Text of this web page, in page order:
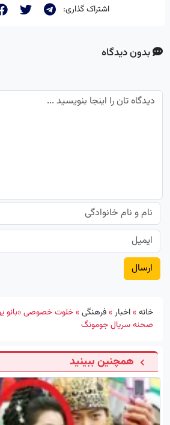
اشتراک گذاری:
بدون دیدگاه
خانه»اخبار»فرهنگی»خلوت خصوصی «بانو
صحنه سریال جومونگ
همچنین ببینید